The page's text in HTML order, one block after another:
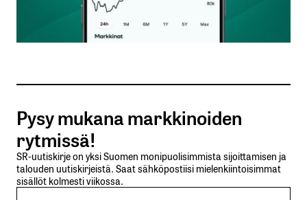
Sähköpostiosoitteesi
Tilaa SalkunRakentajan uutiskirje
Lähetä kommentti
Pysy mukana markkinoiden
rytmissä!
SR-uutiskirje on yksi Suomen monipuolisimmista sijoittamisen ja
talouden uutiskirjeistä. Saat sähköpostiisi mielenkiintoisimmat
sisällöt kolmesti viikossa.